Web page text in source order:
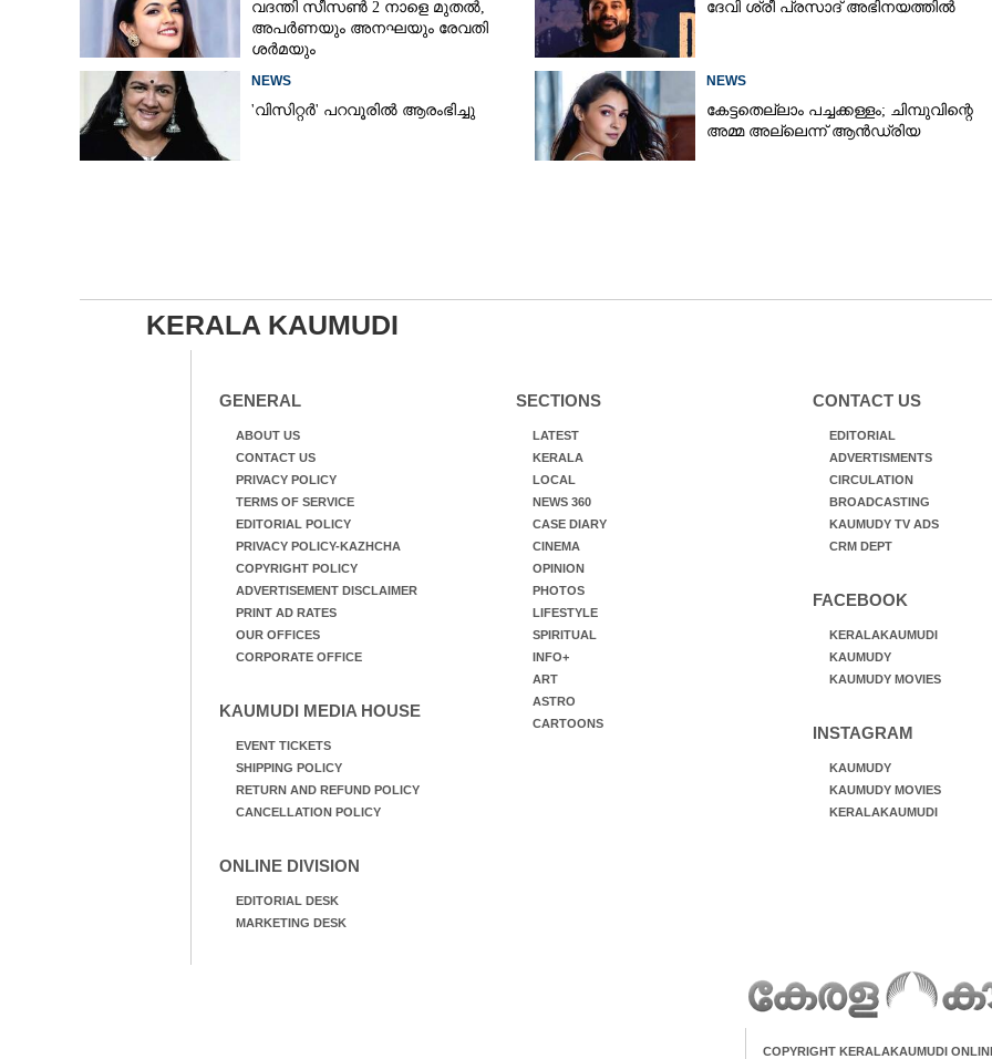
വദന്തി സീസൺ 2 നാളെ മുതൽ,
അപർണയും അനഘയും രേവതി
ശർമയും
ദേവി ശ്രീ പ്രസാദ് അഭിനയത്തിൽ
NEWS
'വിസിറ്റർ' പറവൂരിൽ ആരംഭിച്ചു
NEWS
കേട്ടതെല്ലാം പച്ചക്കള്ളം; ചിമ്പുവിന്റെ
അമ്മ അല്ലെന്ന് ആൻഡ്രിയ
KERALA KAUMUDI
GENERAL
ABOUT US
CONTACT US
PRIVACY POLICY
TERMS OF SERVICE
EDITORIAL POLICY
PRIVACY POLICY-KAZHCHA
COPYRIGHT POLICY
ADVERTISEMENT DISCLAIMER
PRINT AD RATES
OUR OFFICES
CORPORATE OFFICE
KAUMUDI MEDIA HOUSE
EVENT TICKETS
SHIPPING POLICY
RETURN AND REFUND POLICY
CANCELLATION POLICY
ONLINE DIVISION
EDITORIAL DESK
MARKETING DESK
SECTIONS
LATEST
KERALA
LOCAL
NEWS 360
CASE DIARY
CINEMA
OPINION
PHOTOS
LIFESTYLE
SPIRITUAL
INFO+
ART
ASTRO
CARTOONS
CONTACT US
EDITORIAL
ADVERTISMENTS
CIRCULATION
BROADCASTING
KAUMUDY TV ADS
CRM DEPT
FACEBOOK
KERALAKAUMUDI
KAUMUDY
KAUMUDY MOVIES
INSTAGRAM
KAUMUDY
KAUMUDY MOVIES
KERALAKAUMUDI
COPYRIGHT KERALAKAUMUDI